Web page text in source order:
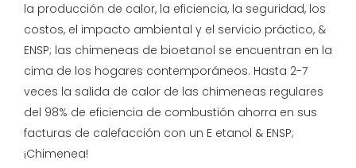
la producción de calor, la eficiencia, la seguridad, los
costos, el impacto ambiental y el servicio práctico, &
ENSP; las chimeneas de bioetanol se encuentran en la
cima de los hogares contemporáneos. Hasta 2-7
veces la salida de calor de las chimeneas regulares
del 98% de eficiencia de combustión ahorra en sus
facturas de calefacción con un E etanol & ENSP;
¡Chimenea!